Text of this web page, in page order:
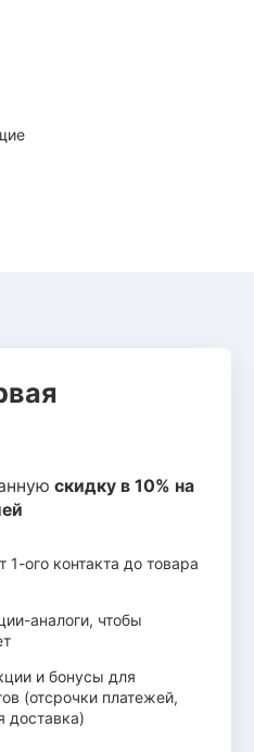
скидку в 10% на
1-ого контакта до товара
аналоги, чтобы
и бонусы для
(отсрочки платежей,
доставка)